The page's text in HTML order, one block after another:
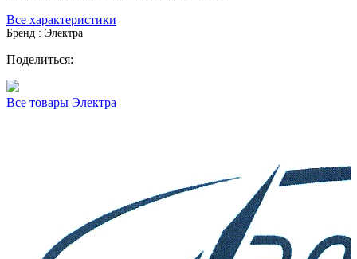
Все характеристики
Бренд : Электра
Поделиться:
Все товары Электра